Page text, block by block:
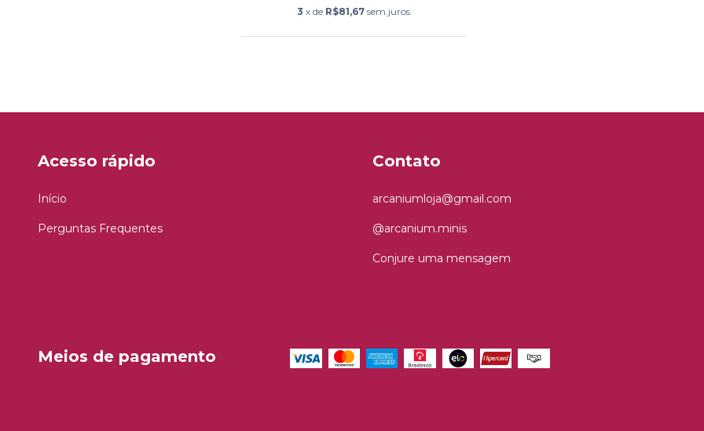
3 x de R$81,67 sem juros
Acesso rápido
Início
Perguntas Frequentes
Contato
arcaniumloja@gmail.com
@arcanium.minis
Conjure uma mensagem
Meios de pagamento